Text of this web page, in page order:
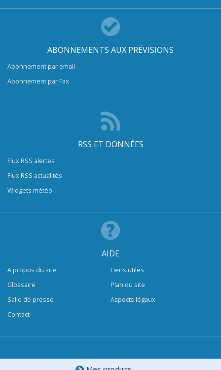
ABONNEMENTS AUX PRÉVISIONS
Abonnement par email
Abonnement par Fax
RSS ET DONNÉES
Flux RSS alertes
Flux RSS actualités
Widgets météo
AIDE
A propos du site
Glossaire
Salle de presse
Contact
Liens utiles
Plan du site
Aspects légaux